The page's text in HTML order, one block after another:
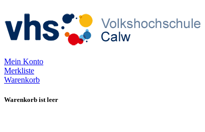
Mein Konto
Merkliste
Warenkorb
Warenkorb ist leer